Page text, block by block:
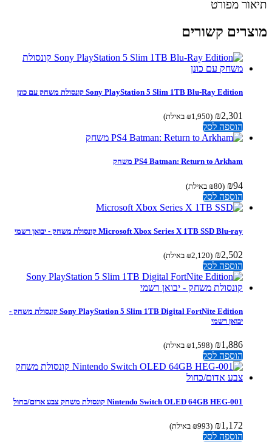
מפורט
קשורים
Sony PlayStation 5 Slim 1TB Blu-Ray Edition קונסולת משחק עם כונן
₪2,301
(
₪1,950 באילת)
הוספה לסל
PS4 Batman: Return to Arkham משחק
(
₪80 באילת)
הוספה לסל
Microsoft Xbox Series X 1TB SSD Blu-ray קונסולת משחק - יבואן רשמי
₪2,502
(
₪2,120 באילת)
הוספה לסל
Sony PlayStation 5 Slim 1TB Digital FortNite Edition קונסולת משחק -
יבואן רשמי
₪1,886
(
₪1,598 באילת)
הוספה לסל
Nintendo Switch OLED 64GB HEG-001 קונסולת משחק צבע אדום/כחול
₪1,172
(
₪ 993 באילת)
הוספה לסל